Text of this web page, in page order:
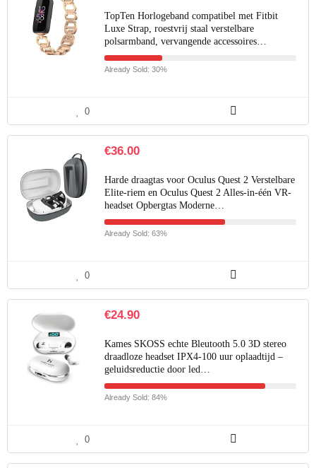
TopTen Horlogeband compatibel met Fitbit
Luxe Strap, roestvrij staal verstelbare
polsarmband, vervangende accessoires…
Already Sold: 30%
0
€36.00
Harde draagtas voor Oculus Quest 2 Verstelbare
Elite-riem en Oculus Quest 2 Alles-in-één VR-
headset Opbergtas Moderne…
Already Sold: 63%
0
€24.90
Kames SKOSS echte Bleutooth 5.0 3D stereo
draadloze headset IPX4-100 uur oplaadtijd –
geluidsreductie door led…
Already Sold: 84%
0